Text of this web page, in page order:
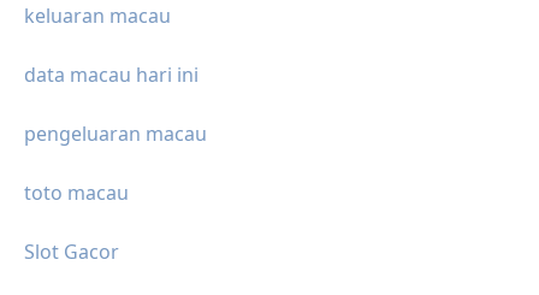
keluaran macau
data macau hari ini
pengeluaran macau
toto macau
Slot Gacor